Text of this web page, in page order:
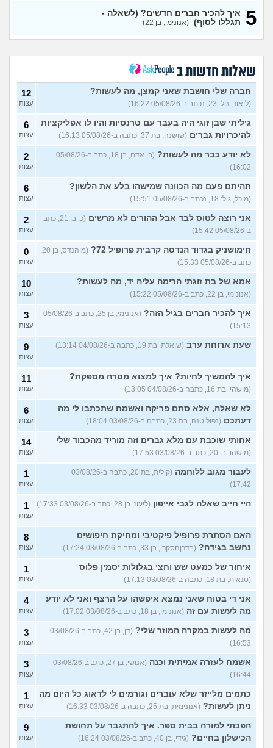
אני גיי ומאוד מפחד ממחלות
- פפ?
(נועם, בן 32)
אמא שלי תפסה אותי שוכב עם
גבר, מה לעשות?
(אדון
שוקו, בן 30)
10
הכעס טישטש אותי? לגיטימי
או לא?
(אנונימי, בת 20)
7
עצות
איך לדעת אם חבר סטרייט
בקטע שלי?
(האמנם, בן 29)
11
עצות
כיצד לסביות מקיימות יחסי
מין?
7
חבר שלי תקוע אצלי בגלל
המלחמה, מה לעשות איתו?
(אנונימי, בן 15)
4
עצות
לסבית או לא לסבית ומה
לעשות עם זה?
ומתייעצת, בת 18)
3
עצות
איך את מתמודדים עם זה
בן 22)
6
עצות
עוד שאלות חדשות במדור
5
איך להכיר חברים חדשים? (לשאלה -
תגללו לסוף) (אנונימי, בן 22)
שאלות חדשות ב
חברה שלי חושבת שאני קמצן, מה לעשות?
(ליאור, גיל: 23, נכתב ב-05/08/26 16:22)
12
עצות
גיליתי שבן זוגי היה בעבר עם טרנסיות והיו לו אפליקציות
להיכרויות גברים (שושנה, בת 37, כתבה ב-05/08/26 16:13)
6
עצות
לא יודע כבר מה לעשות?
(בן אדם, בן 18, כתב ב-05/08/26
16:02)
2
עצות
תהיתם פעם מה הכוונה שמישהו בלע את הלשון?
(מיכל, גיל: 18, נכתב ב-05/08/26 15:51)
6
עצות
אני רוצה לטוס לבד אבל ההורים לא מרשים
(כ, בן 21, כתב
ב-05/08/26 15:42)
2
עצות
חימושניק בגדוד הנדסה קרבית פרופיל 72?
(מוהנדס, בן 20,
כתב ב-05/08/26 15:33)
0
עצות
אמא של בת זוגתי הרימה עליה יד, מה לעשות?
(אנונימי, בן 22, כתב ב-05/08/26 15:22)
10
עצות
איך להכיר חברים בגיל הזה?
(אנונימי, בן 25, כתב ב-05/08/26
15:13)
3
עצות
שעת ארוחת ערב (שואלת, בת 19, כתבה ב-04/08/26 13:14) 9
עצות
איך להמשיך לחיות? איך למצוא מטרה מספקת?
(מישהי, בת 16, כתבה ב-04/08/26 13:05)
11
עצות
לא שאלה, אלא סתם פריקה ואשמח שתכתבו לי מה
דעתכם (נפוליטנה, בת 23, כתבה ב-03/08/26 18:04)
6
עצות
אחותי שוכבת עם מלא גברים וזה מוריד מהכבוד שלי
(מישהו, בן 20, כתב ב-03/08/26 17:53)
14
עצות
לעבור מגוב ללוחמה
(קולית, בת 20, כתבה ב-03/08/26
17:42)
1
עצות
היי חייב שאלה לגבי אייפון (ליעוז, בן 28, כתב ב-03/08/26 17:33) 1
עצות
האם הסתרת פרופיל פיקטיבי ומחיקת חיפושים
נחשב בגידה? (בדרןהסקרן, בן 33, כתב ב-03/08/26 17:24)
8
עצות
איחור של כמעט שש וחצי בגלולות יסמין פלוס
(סנאית, בת 18, כתבה ב-03/08/26 17:13)
1
עצות
אני די בטוח שאני נמצא איפשהו על הרצף ואני לא יודע
מה לעשות עם זה (אנונימי, בן 18, כתב ב-03/08/26 17:02)
4
עצות
מה לעשות במקרה המוזר שלי?
(דן, בן 42, כתב ב-03/08/26
16:53)
3
עצות
אשמח לעזרה אמיתית וכנה
(אנושי, בן 27, כתב ב-03/08/26
16:44)
3
עצות
כתמים מלייזר שלא עוברים וגורמים לי לדאוג כל היום מה
ניתן לעשות? (אנונימית, בת 25, כתבה ב-03/08/26 16:33)
1
עצות
הפכתי למורה בבית ספר. איך להתגבר על תחושת
הכישלון בחיים? (גידי, בן 40, כתב ב-03/08/26 16:24)
9
עצות